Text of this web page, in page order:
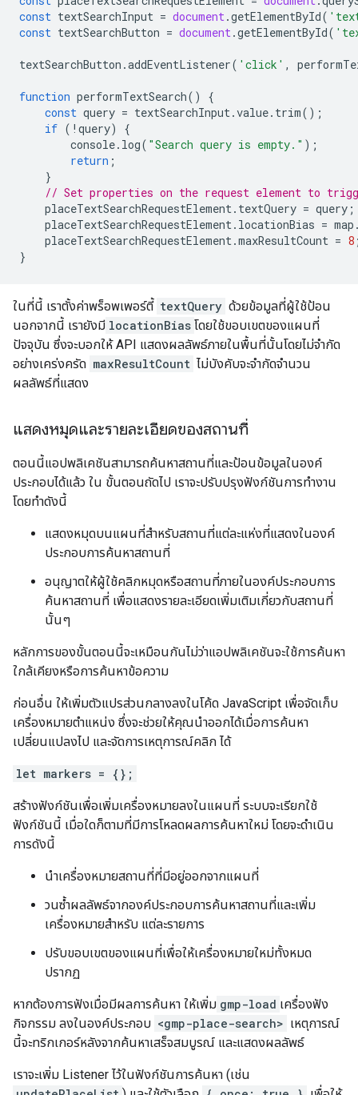
const textSearchInput = document.getElementById(
const textSearchButton = document.getElementById(
textSearchButton .addEventListener( 'click' ,
function performTextSearch()
{
const query = textSearchInput.value. trim();
if ( ! query)
{
console. log( "Search query is empty." );
return ;
}
// Set properties on the request element to
placeTextSearchRequestElement. textQuery = query ;
placeTextSearchRequestElement. locationBias = map
placeTextSearchRequestElement.maxResultCount = 8
}
ในที่นี้ เราตั้งค่าพร็อพเพอร์ตี้ textQuery ด้วยข้อมูลที่ผู้ใช้ป้อน
นอกจากนี้ เรายังมี locationBias โดยใช้ขอบเขตของแผนที่
ปัจจุบัน ซึ่งจะบอกให้ API แสดงผลลัพธ์ภายในพื้นที่นั้นโดยไม่จำกัด
อย่างเคร่งครัด maxResultCount ไม่บังคับจะจำกัดจำนวน
ผลลัพธ์ที่แสดง
แสดงหมุดและรายละเอียดของสถานที่
ตอนนี้แอปพลิเคชันสามารถค้นหาสถานที่และป้อนข้อมูลในองค์
ประกอบได้แล้ว ใน ขั้นตอนถัดไป เราจะปรับปรุงฟังก์ชันการทำงาน
โดยทำดังนี้
แสดงหมุดบนแผนที่สำหรับสถานที่แต่ละแห่งที่แสดงในองค์
ประกอบการค้นหาสถานที่
อนุญาตให้ผู้ใช้คลิกหมุดหรือสถานที่ภายในองค์ประกอบการ
ค้นหาสถานที่ เพื่อแสดงรายละเอียดเพิ่มเติมเกี่ยวกับสถานที่
นั้นๆ
หลักการของขั้นตอนนี้จะเหมือนกันไม่ว่าแอปพลิเคชันจะใช้การค้นหา
ใกล้เคียงหรือการค้นหาข้อความ
ก่อนอื่น ให้เพิ่มตัวแปรส่วนกลางลงในโค้ด JavaScript เพื่อจัดเก็บ
เครื่องหมายตำแหน่ง ซึ่งจะช่วยให้คุณนำออกได้เมื่อการค้นหา
เปลี่ยนแปลงไป และจัดการเหตุการณ์คลิก ได้
let markers = {};
สร้างฟังก์ชันเพื่อเพิ่มเครื่องหมายลงในแผนที่ ระบบจะเรียกใช้
ฟังก์ชันนี้ เมื่อใดก็ตามที่มีการโหลดผลการค้นหาใหม่ โดยจะดำเนิน
การดังนี้
นำเครื่องหมายสถานที่ที่มีอยู่ออกจากแผนที่
วนซ้ำผลลัพธ์จากองค์ประกอบการค้นหาสถานที่และเพิ่ม
เครื่องหมายสำหรับ แต่ละรายการ
ปรับขอบเขตของแผนที่เพื่อให้เครื่องหมายใหม่ทั้งหมด
ปรากฏ
หากต้องการฟังเมื่อมีผลการค้นหา ให้เพิ่ม gmp-load เครื่องฟัง
กิจกรรม ลงในองค์ประกอบ <gmp-place-search> เหตุการณ์
นี้จะทริกเกอร์หลังจากค้นหาเสร็จสมบูรณ์ และแสดงผลลัพธ์
เราจะเพิ่ม Listener ไว้ในฟังก์ชันการค้นหา (เช่น